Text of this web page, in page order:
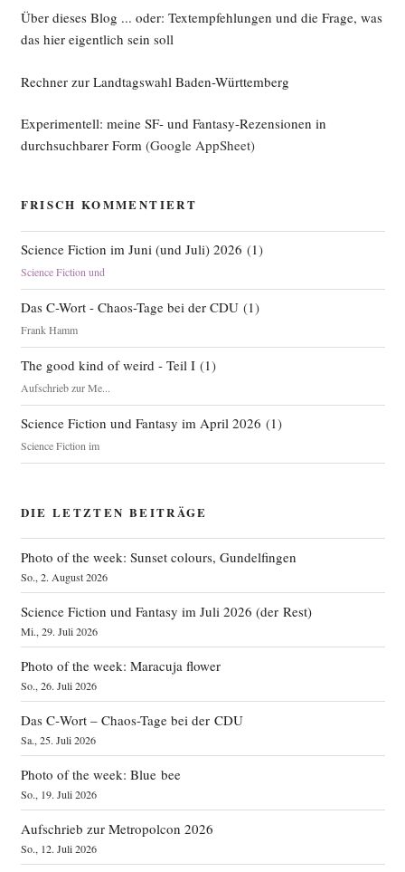
Über dieses Blog ... oder: Textempfehlungen und die Frage, was
das hier eigentlich sein soll
Rechner zur Landtagswahl Baden-Württemberg
Experimentell: meine SF- und Fantasy-Rezensionen in
durchsuchbarer Form(Google AppSheet)
FRISCH KOMMENTIERT
Science Fiction im Juni (und Juli) 2026 (1)
Science Fiction und
Das C-Wort - Chaos-Tage bei der CDU(1)
Frank Hamm
The good kind of weird - Teil I(1)
Aufschrieb zur Me...
Science Fiction und Fantasy im April 2026 (1)
Science Fiction im
DIE LETZTEN BEITRÄGE
Photo of the week: Sunset colours, Gundelfingen
So., 2. August 2026
Science Fiction und Fantasy im Juli 2026 (der Rest)
Mi., 29. Juli 2026
Photo of the week: Maracuja flower
So., 26. Juli 2026
Das C‑Wort – Chaos-Tage bei der CDU
Sa., 25. Juli 2026
Photo of the week: Blue bee
So., 19. Juli 2026
Aufschrieb zur Metropolcon 2026
So., 12. Juli 2026